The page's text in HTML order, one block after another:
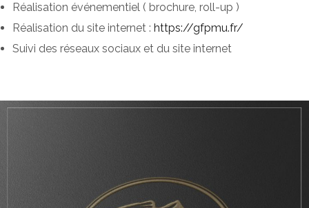
Réalisation événementiel ( brochure, roll-up )
Réalisation du site internet : https://gfpmu.fr/
Suivi des réseaux sociaux et du site internet